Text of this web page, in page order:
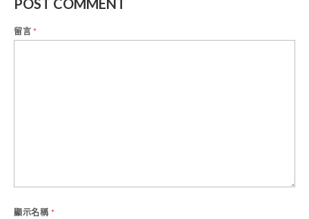
POST COMMENT
留言*
顯示名稱 *